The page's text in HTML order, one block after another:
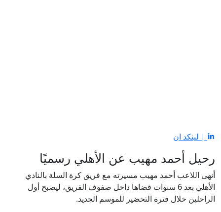
| لينكد ان
رحيل أحمد مهيب عن الأهلي رسميًا
أنهى اللاعب أحمد مهيب مسيرته مع فريق كرة السلة بالنادي
الأهلي بعد 6 سنوات قضاها داخل صفوف الفريق، ليصبح أول
الراحلين خلال فترة التحضير للموسم الجديد.